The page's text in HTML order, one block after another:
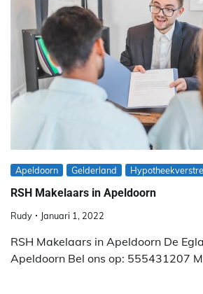
Apeldoorn Gelderland
RSH Makelaars in Apeldoorn
Rudy Januari 1, 2022
RSH Makelaars in Apeldoorn De
Apeldoorn Bel ons op: 555431207